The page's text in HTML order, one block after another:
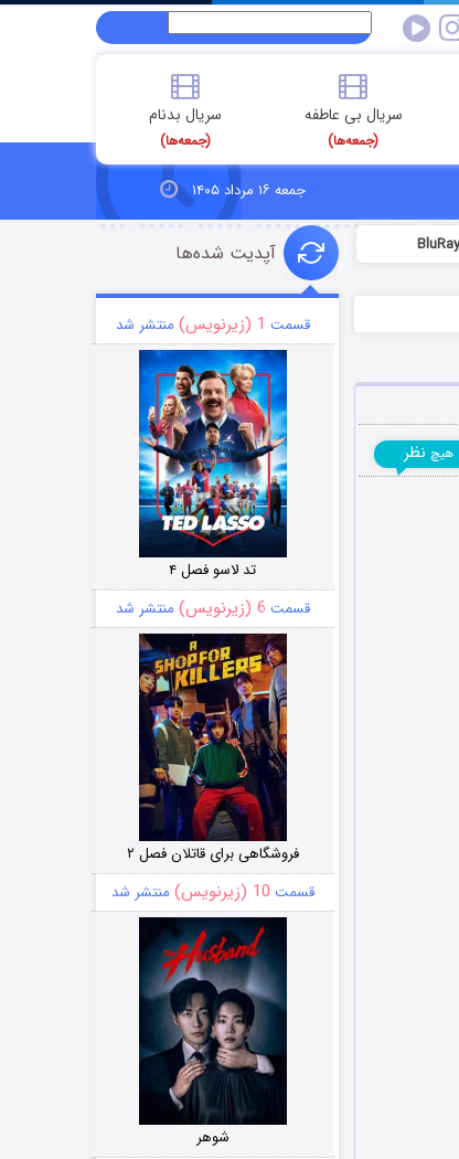
سریال بی عاطفه
(جمعه‌ها)
سریال بدنام
(جمعه‌ها)
جمعه ۱۶ مرداد ۱۴۰۵
هیچ نظر
آپدیت شده‌ها
قسمت 1 (زیرنویس) منتشر شد
تد لاسو فصل ۴
قسمت 6 (زیرنویس) منتشر شد
فروشگاهی برای قاتلان فصل ۲
قسمت 10 (زیرنویس) منتشر شد
شوهر